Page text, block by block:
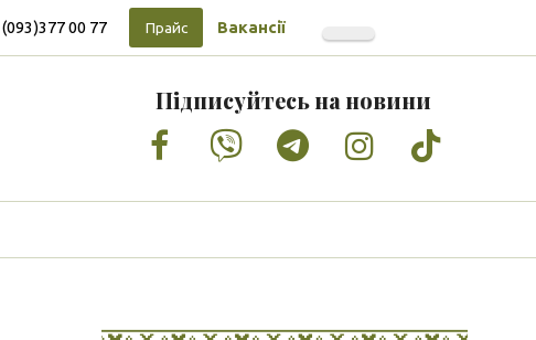
(093)377 00 77 Прайс Вакансії
Підписуйтесь на новини
Facebook
VimeoTumblrInstagram
Tiktok